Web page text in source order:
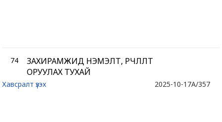
74
ЗАХИРАМЖИД НЭМЭЛТ, ӨӨРЧЛӨЛТ
ОРУУЛАХ ТУХАЙ
2025-10-17A/357
Хавсралт үзэх